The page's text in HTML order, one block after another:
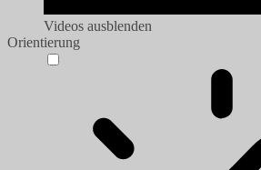
Videos ausblenden
Orientierung